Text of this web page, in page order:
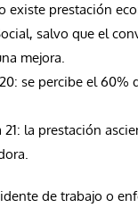
existe prestación
salvo que el
mejora.
se percibe el 60%
21: la prestación
de trabajo o